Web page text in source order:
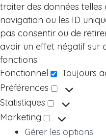
traiter des données
navigation ou les ID
pas consentir ou de
avoir un effet négatif sur
fonctions.
Fonctionnel
Toujours
Préférences
Statistiques
Marketing
Marketing
Gérer les options